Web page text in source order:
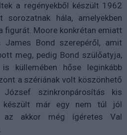
a regényekből készült 1962
hála, amelyekben
figurát. Moore konkrétan emiatt
Bond szerepéről, amit
meg, pedig Bond szülőatyja,
küllemében hőse leginkább
a szériának volt köszönhető
szinkronpárosítás kis
készült már egy nem túl jól
az akkor még ígéretes Val